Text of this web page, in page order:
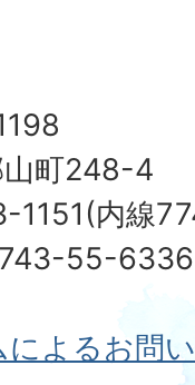
山町248-4
1151(内線
55-6336
よるお問